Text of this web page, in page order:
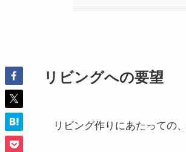
リビングへの要望
リビング作りにあたっての